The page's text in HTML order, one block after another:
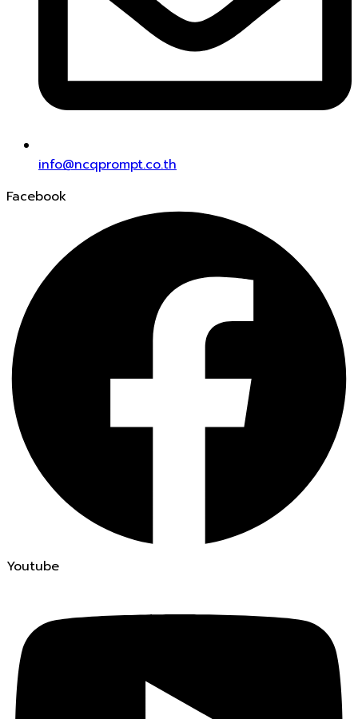
info@ncqprompt.co.th
Facebook
Youtube